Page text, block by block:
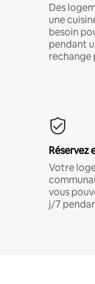
Des
une
besoin
pendant
rechange
Réservez
Votre
vous
j/7